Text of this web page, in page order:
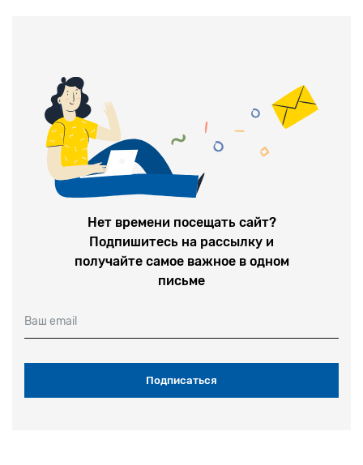
Нет времени посещать сайт?
Подпишитесь на рассылку и
получайте самое важное в одном
письме
Ваш email